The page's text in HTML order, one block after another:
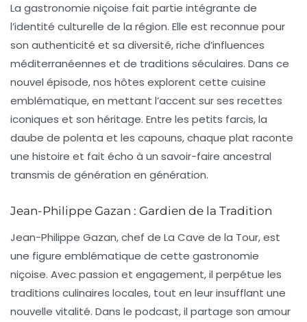
La gastronomie niçoise fait partie intégrante de
l’identité culturelle de la région. Elle est reconnue pour
son authenticité et sa diversité, riche d’influences
méditerranéennes et de traditions séculaires. Dans ce
nouvel épisode, nos hôtes explorent cette cuisine
emblématique, en mettant l’accent sur ses recettes
iconiques et son héritage. Entre les petits farcis, la
daube de polenta et les capouns, chaque plat raconte
une histoire et fait écho à un savoir-faire ancestral
transmis de génération en génération.
Jean-Philippe Gazan : Gardien de la Tradition
Jean-Philippe Gazan, chef de La Cave de la Tour, est
une figure emblématique de cette gastronomie
niçoise. Avec passion et engagement, il perpétue les
traditions culinaires locales, tout en leur insufflant une
nouvelle vitalité. Dans le podcast, il partage son amour